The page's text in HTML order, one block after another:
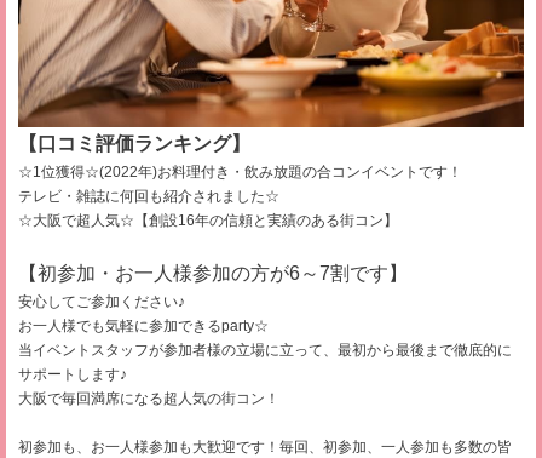
【口コミ評価ランキング】
☆1位獲得☆(2022年)お料理付き・飲み放題の合コンイベントです！
テレビ・雑誌に何回も紹介されました☆
☆大阪で超人気☆【創設16年の信頼と実績のある街コン】
【初参加・お一人様参加の方が6～7割です】
安心してご参加ください♪
お一人様でも気軽に参加できるparty☆
当イベントスタッフが参加者様の立場に立って、最初から最後まで徹底的に
サポートします♪
大阪で毎回満席になる超人気の街コン！
初参加も、お一人様参加も大歓迎です！毎回、初参加、一人参加も多数の皆